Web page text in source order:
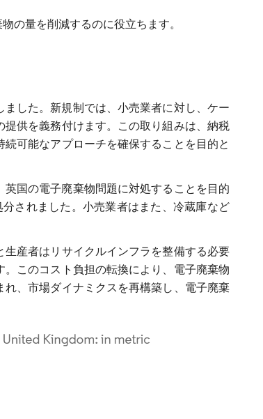
の量を削減するのに役立ちます。
した。新規制では、小売業者に対し、ケー
供を義務付けます。この取り組みは、納税
可能なアプローチを確保することを目的と
国の電子廃棄物問題に対処することを目的
されました。小売業者はまた、冷蔵庫など
産者はリサイクルインフラを整備する必要
このコスト負担の転換により、電子廃棄物
、市場ダイナミクスを再構築し、電子廃棄